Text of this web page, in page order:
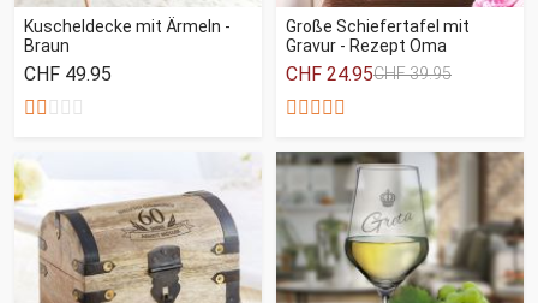
Kuscheldecke mit Ärmeln -
Braun
CHF 49.95
Große Schiefertafel mit
Gravur - Rezept Oma
CHF 24.95CHF 39.95